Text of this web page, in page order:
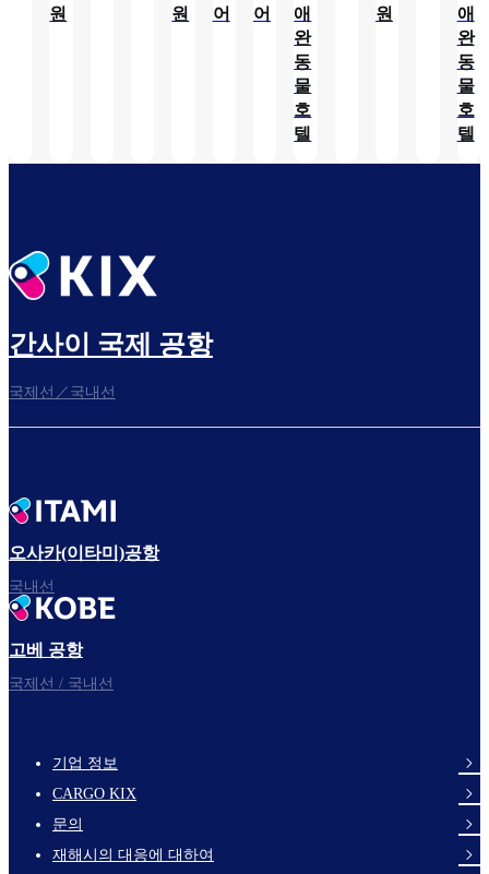
원
원
어
어
애
완
동
물
호
텔
원
애
완
동
물
호
텔
간사이 국제 공항
국제선／국내선
오사카(이타미)공항
국내선
고베 공항
국제선 / 국내선
footer-
links-
en-
기업 정보
CARGO KIX
문의
재해시의 대응에 대하여